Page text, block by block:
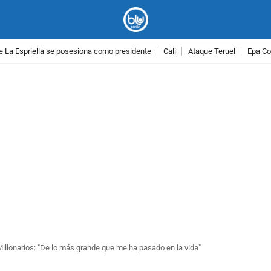
La Espriella se posesiona como presidente Cali Ataque Teruel Epa
"De lo más grande que me ha pasado en la vida"